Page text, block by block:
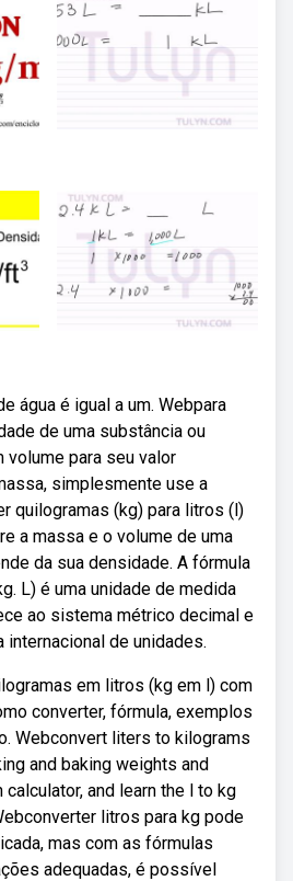
água é igual a um. Webpara
de uma substância ou
para seu valor
simplesmente use a
quilogramas (kg) para litros (l)
a massa e o volume de uma
da sua densidade. A fórmula
L) é uma unidade de medida
ao sistema métrico decimal e
de unidades.
em litros (kg em l) com
converter, fórmula, exemplos
Webconvert liters to kilograms
and baking weights and
and learn the l to kg
litros para kg pode
mas com as fórmulas
adequadas, é possível